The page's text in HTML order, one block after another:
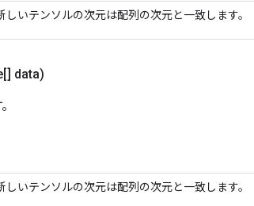
いテンソルの次元は配列の次元と一致します。
data)
いテンソルの次元は配列の次元と一致します。